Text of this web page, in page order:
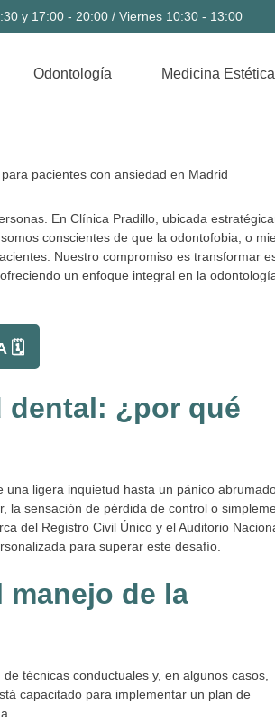
y 17:00 - 20:00 / Viernes 10:30 - 13:00
Odontología Medicina Estética
En Clínica Pradillo, ubicada
conscientes de que la odontofobia, o
Nuestro compromiso es transformar
un enfoque integral en la
🗓️
dental: ¿por qué
ligera inquietud hasta un pánico
la sensación de pérdida de control o
del Registro Civil Único y el Auditorio
para superar este desafío.
manejo de la
técnicas conductuales y, en algunos casos,
capacitado para implementar un plan de